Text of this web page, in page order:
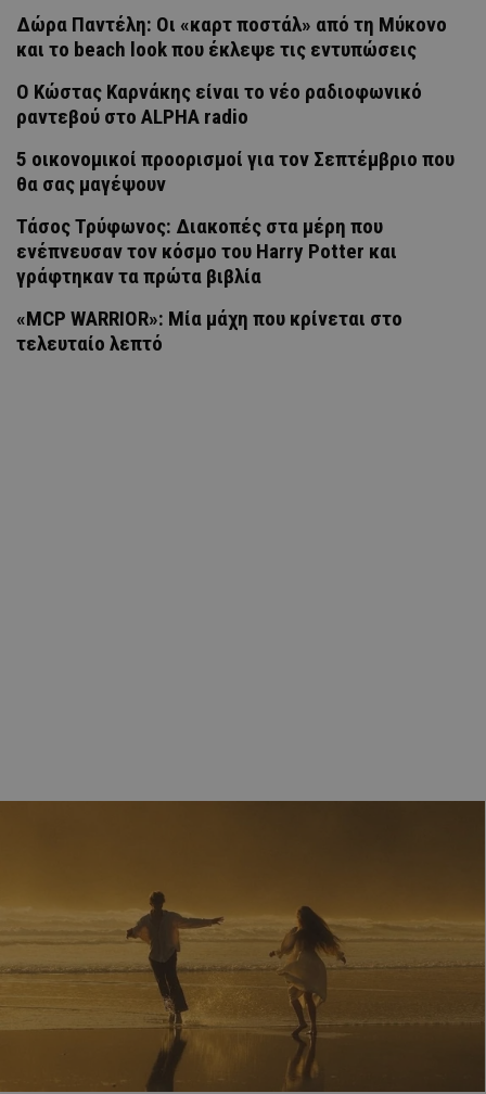
Δώρα Παντέλη: Οι «καρτ ποστάλ» από τη Μύκονο
και το beach look που έκλεψε τις εντυπώσεις
Ο Κώστας Καρνάκης είναι το νέο ραδιοφωνικό
ραντεβού στο ALPHA radio
5 οικονομικοί προορισμοί για τον Σεπτέμβριο που
θα σας μαγέψουν
Τάσος Τρύφωνος: Διακοπές στα μέρη που
ενέπνευσαν τον κόσμο του Harry Potter και
γράφτηκαν τα πρώτα βιβλία
«MCP WARRIOR»: Μία μάχη που κρίνεται στο
τελευταίο λεπτό